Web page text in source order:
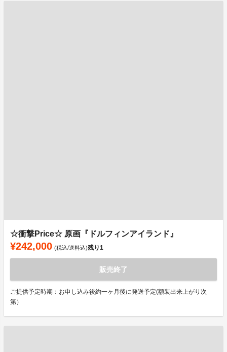
☆衝撃Price☆ 原画『ドルフィンアイランド』
¥242,000 (税込/送料込)残り1
販売終了
ご提供予定時期：お申し込み後約一ヶ月後に発送予定(額装出来上がり次
第）